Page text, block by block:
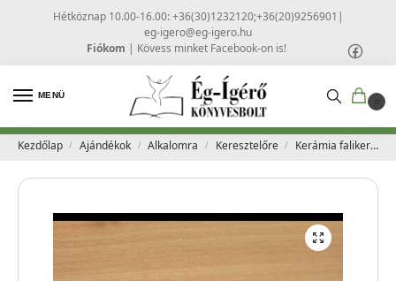
Hétköznap 10.00-16.00: +36(30)1232120;+36(20)9256901 |
eg-igero@eg-igero.hu
Fiókom | Kövess minket Facebook-on is!
MENÜ
0
Kezdőlap / Ajándékok / Alkalomra / Keresztelőre / Kerámia falikereszt, kicsi